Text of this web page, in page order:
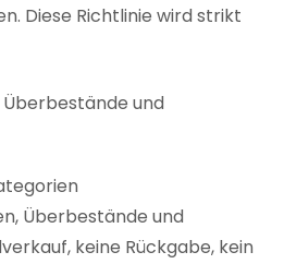
Diese Richtlinie wird strikt
und
Überbestände und
keine Rückgabe, kein